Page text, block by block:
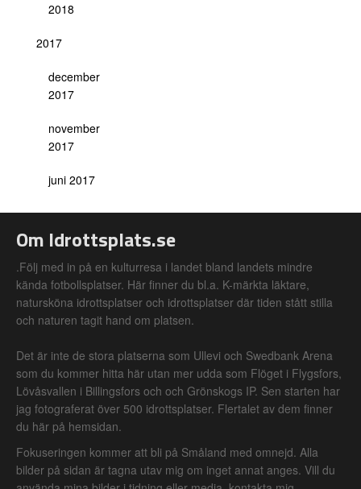
2018
2017
december
2017
november
2017
juni 2017
Om Idrottsplats.se
.Följ med in på en kulturresa i landet bland landets mindre
kända fotbollsplatser. Här finner du bl.a. K-märkta läktare,
natursköna idrottsplatser och idrottsplatser där tiden stått stilla
och naturen tagit hand om platsen.
Det är inte de stora platserna som Ullevi och Swedbank Arena
som du kommer hitta här utan mer udda som Flöget i Flygsfors,
Lövåsvallen i Billingsfors och och Grönskogs IP. Sen starten har
jag fotograferat över 500 idrottsplatser. Flertalet av dem finner
du här på hemsidan.
Fokuseringen kommer att bli på Småland med omnejd. Alla
bilder på sidan är tagna utav mig om inget annat anges. Vill du